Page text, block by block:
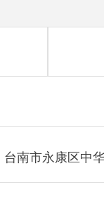
台南市永康区中